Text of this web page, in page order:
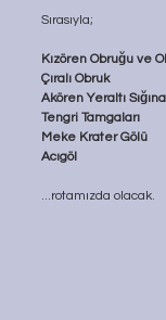
Sırasıyla;
Kızören Obruğu ve
Çıralı Obruk
Akören Yeraltı
Tengri Tamgaları
Meke Krater Gölü
Acıgöl
...rotamızda olacak.